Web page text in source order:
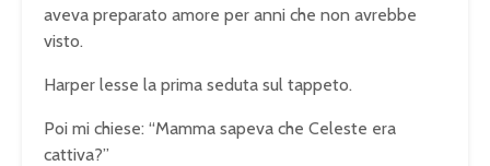
aveva preparato amore per anni che non avrebbe
visto.
Harper lesse la prima seduta sul tappeto.
Poi mi chiese: “Mamma sapeva che Celeste era
cattiva?”